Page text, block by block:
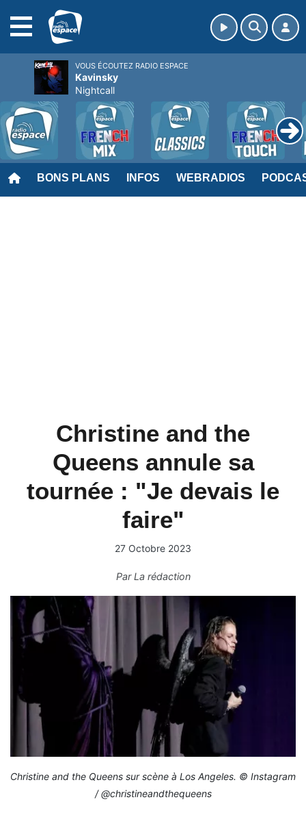
BONS PLANS INFOS WEBRADIOS
Christine and the
Queens annule sa
tournée : "Je devais le
faire"
27 Octobre 2023
ParLa rédaction
Christine and the Queens sur scène à Los Angeles. © Instagram
/ @christineandthequeens
VOUS ÉCOUTEZ RADIO ESPACE
Kavinsky
Nightcall